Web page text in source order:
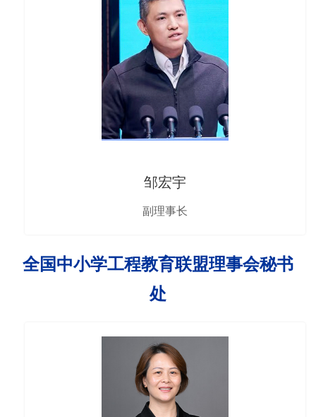
邹宏宇
副理事长
全国中小学工程教育联盟理事会秘书
处